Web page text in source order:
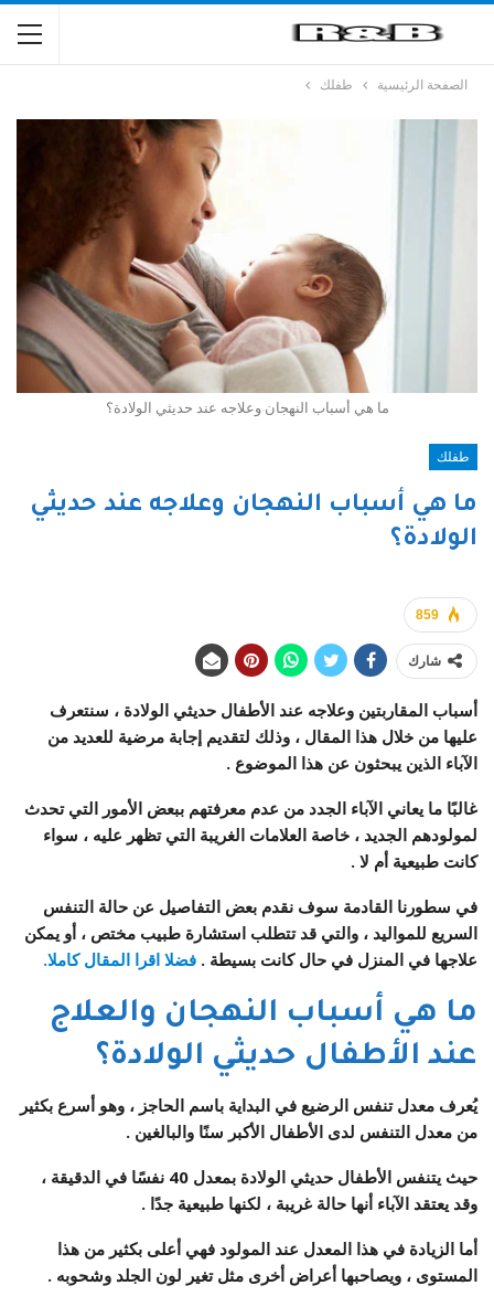
الصفحة الرئيسية طفلك
ما هي أسباب النهجان وعلاجه عند حديثي الولادة؟
طفلك
ما هي أسباب النهجان وعلاجه عند حديثي
الولادة؟
859
شارك
أسباب المقاربتين وعلاجه عند الأطفال حديثي الولادة ، سنتعرف
عليها من خلال هذا المقال ، وذلك لتقديم إجابة مرضية للعديد من
الآباء الذين يبحثون عن هذا الموضوع .
غالبًا ما يعاني الآباء الجدد من عدم معرفتهم ببعض الأمور التي تحدث
لمولودهم الجديد ، خاصة العلامات الغريبة التي تظهر عليه ، سواء
كانت طبيعية أم لا .
في سطورنا القادمة سوف نقدم بعض التفاصيل عن حالة التنفس
السريع للمواليد ، والتي قد تتطلب استشارة طبيب مختص ، أو يمكن
علاجها في المنزل في حال كانت بسيطة . فضلا اقرا المقال كاملا.
ما هي أسباب النهجان والعلاج
عند الأطفال حديثي الولادة؟
يُعرف معدل تنفس الرضيع في البداية باسم الحاجز ، وهو أسرع بكثير
من معدل التنفس لدى الأطفال الأكبر سنًا والبالغين .
حيث يتنفس الأطفال حديثي الولادة بمعدل 40 نفسًا في الدقيقة ،
وقد يعتقد الآباء أنها حالة غريبة ، لكنها طبيعية جدًا .
أما الزيادة في هذا المعدل عند المولود فهي أعلى بكثير من هذا
المستوى ، ويصاحبها أعراض أخرى مثل تغير لون الجلد وشحوبه .